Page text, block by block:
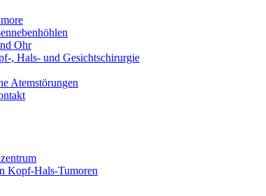
Ohr
, Hals- und Gesichtschirurgie
Atemstörungen
Kopf-Hals-Tumoren